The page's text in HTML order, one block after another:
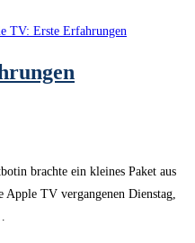
brachte ein kleines Paket aus
TV vergangenen Dienstag,